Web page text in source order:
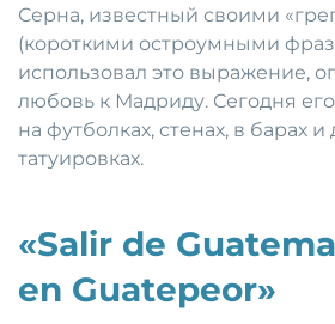
Серна, известный своими
(короткими остроумными
использовал это выражение,
любовь к Мадриду. Сегодня
на футболках, стенах, в барах и
татуировках.
«Salir de
en Guatepeor»